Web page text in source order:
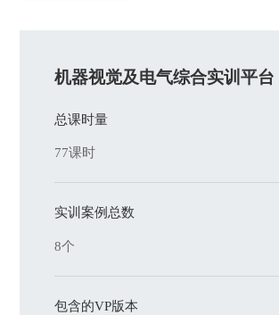
机器视觉及电气综合实训平台
总课时量
77课时
实训案例总数
8个
包含的VP版本